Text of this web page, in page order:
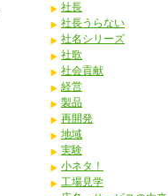
社長
社長うらない
社名シリーズ
社歌
社会貢献
経営
製品
再開発
地域
実験
小ネタ！
工場見学